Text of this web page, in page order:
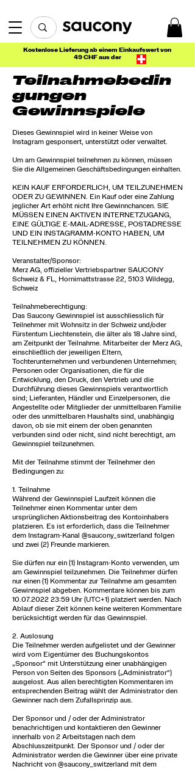
Kostenlose Lieferung ab einem Einkaufswert von
49 CHF aus der
Teilnahmebedin
gungen
Gewinnspiele
Dieses Gewinnspiel wird in keiner Weise von
Instagram gesponsert, unterstützt oder verwaltet.
Um am Gewinnspiel teilnehmen zu können, müssen
Sie die Allgemeinen Geschäftsbedingungen einhalten.
KEIN KAUF ERFORDERLICH, UM TEILZUNEHMEN
ODER ZU GEWINNEN. Ein Kauf oder eine Zahlung
jeglicher Art erhöht nicht Ihre Gewinnchancen. SIE
MÜSSEN EINEN AKTIVEN INTERNETZUGANG,
EINE GÜLTIGE E-MAIL-ADRESSE, POSTADRESSE
UND EIN INSTAGRAMM-KONTO HABEN, UM
TEILNEHMEN ZU KÖNNEN.
Veranstalter/Sponsor:
Merz AG, offizieller Vertriebspartner SAUCONY
Schweiz & FL, Hornimattstrasse 22, 5103 Wildegg,
Schweiz
Teilnahmeberechtigung:
Das Saucony Gewinnspiel ist ausschliesslich für
Teilnehmer mit Wohnsitz in der Schweiz und/oder
Fürstentum Liechtenstein, die älter als 18 Jahre sind,
am Zeitpunkt der Teilnahme. Mitarbeiter der Merz AG,
einschließlich der jeweiligen Eltern,
Tochterunternehmen und verbundenen Unternehmen;
Personen oder Organisationen, die für die
Entwicklung, den Druck, den Vertrieb und die
Durchführung dieses Gewinnspiels verantwortlich
sind; Lieferanten, Händler und Einzelpersonen, die
Angestellte oder Mitglieder der unmittelbaren Familie
oder des unmittelbaren Haushalts sind, unabhängig
davon, ob sie mit einem der oben genannten
verbunden sind oder nicht, sind nicht berechtigt, am
Gewinnspiel teilzunehmen.
Mit der Teilnahme stimmt der Teilnehmer den
Bedingungen zu:
1. Teilnahme
Während der Gewinnspiel Laufzeit können die
Teilnehmer einen Kommentar unter dem
ursprünglichen Aktionsbeitrag des Kontoinhabers
platzieren. Es ist erforderlich, dass die Teilnehmer
dem Instagram-Kanal @saucony_switzerland folgen
und zwei (2) Freunde markieren.
Sie dürfen nur ein (1) Instagram-Konto verwenden, um
am Gewinnspiel teilzunehmen. Die Teilnehmer dürfen
nur einen (1) Kommentar zur Teilnahme am gesamten
Gewinnspiel abgeben. Kommentare können bis zum
10.07.2022 23:59 Uhr (UTC+1) platziert werden. Nach
Ablauf dieser Zeit können keine weiteren Kommentare
berücksichtigt werden für das Gewinnspiel.
2. Auslosung
Die Teilnehmer werden aufgelistet und der Gewinner
wird vom Eigentümer des Buchungskontos
„Sponsor“ mit Unterstützung einer unabhängigen
Person von Seiten des Sponsors („Administrator“)
ausgelost. Aus allen berechtigten Kommentaren im
entsprechenden Beitrag wählt der Administrator den
Gewinner nach dem Zufallsprinzip aus.
Der Sponsor und / oder der Administrator
benachrichtigen und kontaktieren den Gewinner
innerhalb von 2 Arbeitstagen nach dem
Abschlusszeitpunkt. Der Sponsor und / oder der
Administrator werden die Gewinner über eine private
Nachricht von @saucony_switzerland mit dem